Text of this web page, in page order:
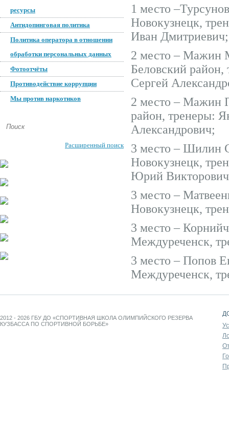
ресурсы
Антидопинговая политика
Политика оператора в отношении
обработки персональных данных
Фотоотчёты
Противодействие коррупции
Мы против наркотиков
Расширенный поиск
1 место
Новокузнецк,
Иван Дмитриевич;
2 место – Мажин
Беловский
Сергей
2 место – Мажин
район, тренеры:
Александрович;
3 место – Шилин
Новокузнецк,
Юрий
3 место –
Новокузнецк,
3 место –
Междуреченск,
3 место – Попов
Междуреченск,
2012 - 2026 ГБУ ДО «СПОРТИВНАЯ ШКОЛА ОЛИМПИЙСКОГО РЕЗЕРВА
КУЗБАССА ПО СПОРТИВНОЙ БОРЬБЕ»